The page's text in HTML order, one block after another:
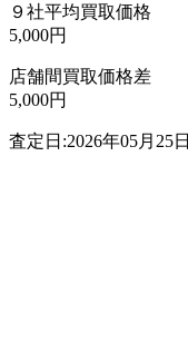
９社平均買取価格
5,000円
店舗間買取価格差
5,000円
査定日:2026年05月25日